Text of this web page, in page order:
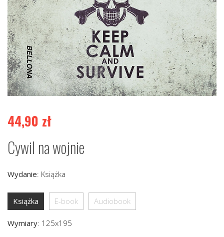
44,90 zł
Cywil na wojnie
Wydanie: Książka
Książka E-book Audiobook
Wymiary: 125x195